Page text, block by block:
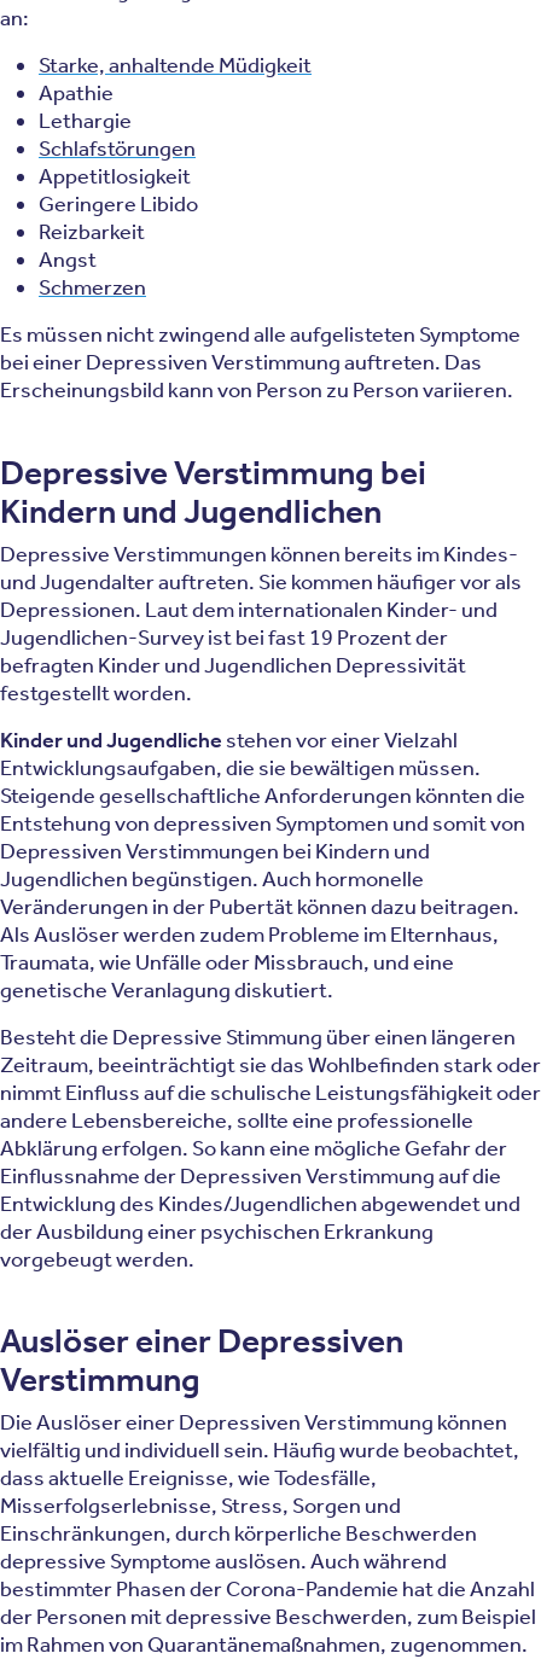
an:
Starke, anhaltende Müdigkeit
Apathie
Lethargie
Schlafstörungen
Appetitlosigkeit
Geringere Libido
Reizbarkeit
Angst
Schmerzen
Es müssen nicht zwingend alle aufgelisteten Symptome
bei einer Depressiven Verstimmung auftreten. Das
Erscheinungsbild kann von Person zu Person variieren.
Depressive Verstimmung bei
Kindern und Jugendlichen
Depressive Verstimmungen können bereits im Kindes-
und Jugendalter auftreten. Sie kommen häufiger vor als
Depressionen. Laut dem internationalen Kinder- und
Jugendlichen-Survey ist bei fast 19 Prozent der
befragten Kinder und Jugendlichen Depressivität
festgestellt worden.
Kinder und Jugendliche stehen vor einer Vielzahl
Entwicklungsaufgaben, die sie bewältigen müssen.
Steigende gesellschaftliche Anforderungen könnten die
Entstehung von depressiven Symptomen und somit von
Depressiven Verstimmungen bei Kindern und
Jugendlichen begünstigen. Auch hormonelle
Veränderungen in der Pubertät können dazu beitragen.
Als Auslöser werden zudem Probleme im Elternhaus,
Traumata, wie Unfälle oder Missbrauch, und eine
genetische Veranlagung diskutiert.
Besteht die Depressive Stimmung über einen längeren
Zeitraum, beeinträchtigt sie das Wohlbefinden stark oder
nimmt Einfluss auf die schulische Leistungsfähigkeit oder
andere Lebensbereiche, sollte eine professionelle
Abklärung erfolgen. So kann eine mögliche Gefahr der
Einflussnahme der Depressiven Verstimmung auf die
Entwicklung des Kindes/Jugendlichen abgewendet und
der Ausbildung einer psychischen Erkrankung
vorgebeugt werden.
Auslöser einer Depressiven
Verstimmung
Die Auslöser einer Depressiven Verstimmung können
vielfältig und individuell sein. Häufig wurde beobachtet,
dass aktuelle Ereignisse, wie Todesfälle,
Misserfolgserlebnisse, Stress, Sorgen und
Einschränkungen, durch körperliche Beschwerden
depressive Symptome auslösen. Auch während
bestimmter Phasen der Corona-Pandemie hat die Anzahl
der Personen mit depressive Beschwerden, zum Beispiel
im Rahmen von Quarantänemaßnahmen, zugenommen.